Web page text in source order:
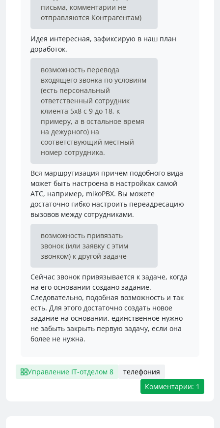
письма, комментарии не
отправляются Контрагентам)
Идея интересная, зафиксирую в наш план
доработок.
возможность перевода
входящего звонка по условиям
(есть персональный
ответственный сотрудник
клиента 5х8 с 9 до 18, к
примеру, а в остальное время
на дежурного) на
соответствующий местный
номер сотрудника.
Вся маршрутизация причем подобного вида
может быть настроена в настройках самой
АТС, например, mikoPBX. Вы можете
достаточно гибко настроить переадресацию
вызовов между сотрудниками.
возможность привязать
звонок (или заявку с этим
звонком) к другой задаче
Сейчас звонок привязывается к задаче, когда
на его основании создано задание.
Следовательно, подобная возможность и так
есть. Для этого достаточно создать новое
задание на основании, единственное нужно
не забыть закрыть первую задачу, если она
более не нужна.
Управление IT-отделом 8
телефония
Комментарии: 1